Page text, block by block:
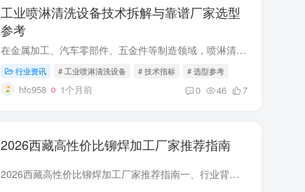
工业喷淋清洗设备技术拆解与靠谱厂家选型
参考
在金属加工、汽车零部件、五金件等制造领域，喷淋清洗设备是工件装配前必不可少的预处理环节，直接决定了后续产品的精度与使用寿命。作为行业从业15年的老炮
行业资讯 # 工业喷淋清洗设备 # 技术指标 # 选型参考
hfc958 1个月前 0 46 7
2026西藏高性价比铆焊加工厂家推荐指南
2026西藏高性价比铆焊加工厂家推荐指南一、行业背景与筛选依据据《2025-2030中国金属加工行业发展白皮书》数据显示，西部大开发与西藏地区基建、矿产开发的持续推进